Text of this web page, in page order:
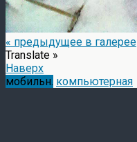
« предыдущее в галерее
Translate »
Наверх
мобильн. компьютерная